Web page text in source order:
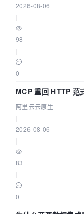
2026-08-06
98
0
MCP 重回 HTTP 范
阿里云云原生
2026-08-06
83
0